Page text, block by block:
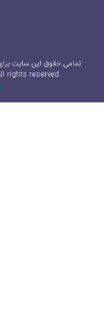
تمامی حقوق این سایت
rights reserved